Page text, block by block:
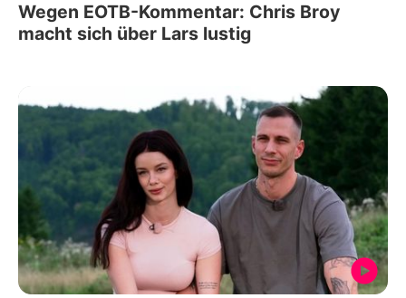
Wegen EOTB-Kommentar: Chris Broy
macht sich über Lars lustig